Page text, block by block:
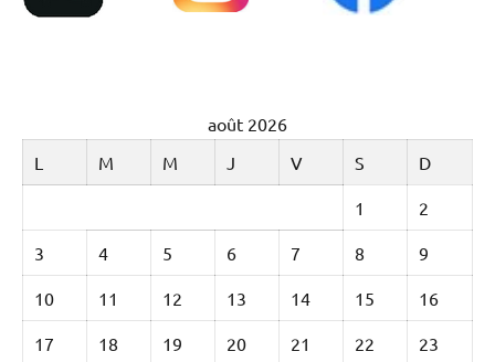
août 2026
L
M M J V S D
1 2
3 4 5 6 7 8 9
10 11 12 13 14 15 16
17 18 19 20 21 22 23